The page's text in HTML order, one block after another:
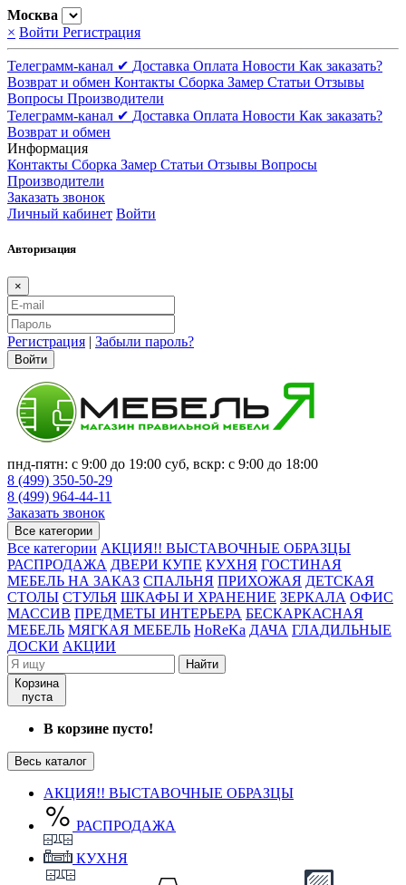
Москва
× Войти Регистрация
Телеграмм-канал ✔ Доставка Оплата Новости Как заказать?
Возврат и обмен Контакты Сборка Замер Статьи Отзывы
Вопросы Производители
Телеграмм-канал ✔ Доставка Оплата Новости Как заказать?
Возврат и обмен
Информация
Контакты Сборка Замер Статьи Отзывы Вопросы
Производители
Заказать звонок
Личный кабинет Войти
Авторизация
×
Регистрация | Забыли пароль?
Войти
пнд-пятн: с 9:00 до 19:00 суб, вскр: с 9:00 до 18:00
8 (499) 350-50-29
8 (499) 964-44-11
Заказать звонок
Все категории
Все категории АКЦИЯ!! ВЫСТАВОЧНЫЕ ОБРАЗЦЫ
РАСПРОДАЖА ДВЕРИ КУПЕ КУХНЯ ГОСТИНАЯ
МЕБЕЛЬ НА ЗАКАЗ СПАЛЬНЯ ПРИХОЖАЯ ДЕТСКАЯ
СТОЛЫ СТУЛЬЯ ШКАФЫ И ХРАНЕНИЕ ЗЕРКАЛА ОФИС
МАССИВ ПРЕДМЕТЫ ИНТЕРЬЕРА БЕСКАРКАСНАЯ
МЕБЕЛЬ МЯГКАЯ МЕБЕЛЬ HoReKa ДАЧА ГЛАДИЛЬНЫЕ
ДОСКИ АКЦИИ
Найти
Корзина
пуста
В корзине пусто!
Весь каталог
АКЦИЯ!! ВЫСТАВОЧНЫЕ ОБРАЗЦЫ
РАСПРОДАЖА
КУХНЯ